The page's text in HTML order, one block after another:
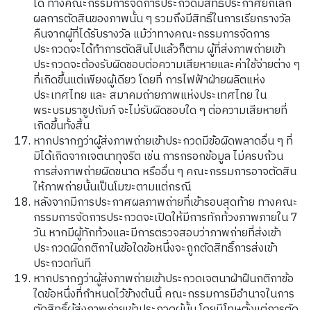
ได้ ทางคณะกรรมการจัดการประกวดมีสิทธิ์ประกาศยกเลิก
ผลการตัดสินของภาพนั้น ๆ รวมถึงมีสิทธิ์ในการเรียกรางวัล
คืนจากผู้ที่ได้รับรางวัล แม้ว่าทางคณะกรรมการจัดการ
ประกวดจะได้ทำการตัดสินไปแล้วก็ตาม ผู้ที่ส่งภาพถ่ายเข้า
ประกวดจะต้องรับผิดชอบต่อความเสียหายและค่าใช้จ่ายต่าง ๆ
ที่เกิดขึ้นแต่เพียงผู้เดียว โดยที่ การไฟฟ้าฝ่ายผลิตแห่ง
ประเทศไทย และ สมาคมถ่ายภาพแห่งประเทศไทย ใน
พระบรมราชูปถัมภ์ จะไม่รับผิดชอบใด ๆ ต่อความเสียหายที่
เกิดขึ้นทั้งสิ้น
หากปรากฏว่าผู้ส่งภาพถ่ายเข้าประกวดมีข้อผิดพลาดอื่น ๆ ที่
มิได้เกิดจากเจตนาทุจริต เช่น การกรอกข้อมูล ไม่ครบถ้วน
การส่งภาพถ่ายผิดขนาด หรืออื่น ๆ คณะกรรมการอาจตัดสิน
ให้ภาพถ่ายนั้นเป็นโมฆะตามแต่กรณี
หลังจากมีการประกาศผลภาพถ่ายที่เข้ารอบสุดท้าย ทางคณะ
กรรมการจัดการประกวดจะเปิดให้มีการทักท้วงภาพภายใน 7
วัน หากมีผู้ทักท้วงและมีการตรวจสอบว่าภาพถ่ายที่ส่งเข้า
ประกวดผิดกติกาในข้อใดข้อหนึ่งจะถูกตัดสิทธิ์การส่งเข้า
ประกวดทันที
หากปรากฏว่าผู้ส่งภาพถ่ายเข้าประกวดเจตนาฝ่าฝืนกติกาข้อ
ใดข้อหนึ่งที่กำหนดไว้ข้างต้นนี้ คณะกรรมการมีอำนาจในการ